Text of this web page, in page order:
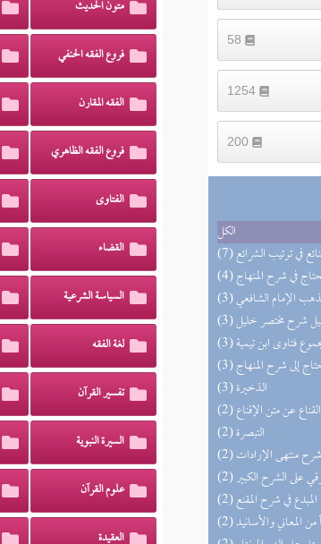
1254
الكل
في ترتيب الشرائع
في شرح المنهاج
مذهب الإمام الشافعي
شرح مختصر خليل
مجموع فتاوى ابن تيمية
إلى شرح المنهاج
(3) الذخيرة
عن متن الإقناع
(2) التبصرة
(2) شرح منتهى الإرادات
على الشرح الكبير
(2) المبدع في شرح المقنع
من المعاني والأسانيد
متون الحديث
فروع الفقه الحنفي
الفقه المقارن
فروع الفقه الظاهري
الفتاوى
القضاء
السياسة الشرعية
لغة الفقه
تفسير القرآن
السيرة النبوية
علوم القرآن
العقيدة